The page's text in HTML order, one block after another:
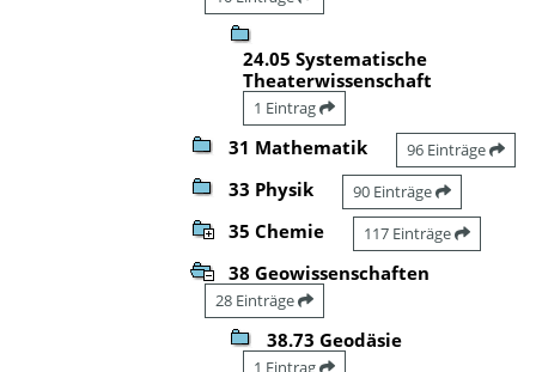
24.05 Systematische
Theaterwissenschaft
1 Eintrag
31 Mathematik 96 Einträge
33 Physik 90 Einträge
35 Chemie 117 Einträge
38 Geowissenschaften
28 Einträge
38.73 Geodäsie
1 Eintrag